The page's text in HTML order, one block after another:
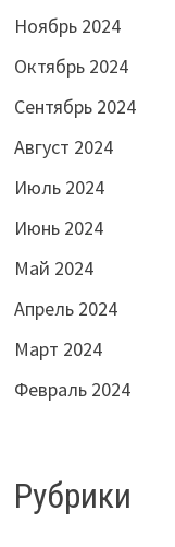
Ноябрь 2024
Октябрь 2024
Сентябрь 2024
Август 2024
Июль 2024
Июнь 2024
Май 2024
Апрель 2024
Март 2024
Февраль 2024
Рубрики